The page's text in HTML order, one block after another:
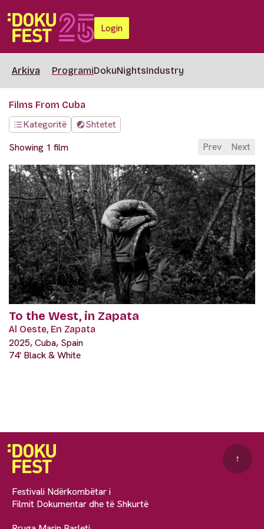
Login
Arkiva ProgramiDokuNightsIndustry
Films From Cuba
Kategoritë
Shtetet
Showing 1 film
Prev Next
To the West, in Zapata
Al Oeste, En Zapata
2025, Cuba, Spain
74' Black & White
Festivali Ndërkombëtar i
Filmit Dokumentar dhe të Shkurtë
↑